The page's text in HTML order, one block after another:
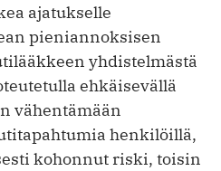
ajatukselle
pieniannoksisen
yhdistelmästä
ehkäisevällä
vähentämään
henkilöillä,
kohonnut riski, toisin